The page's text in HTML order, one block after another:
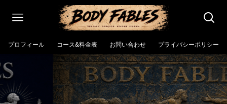
プロフィール コース&料金表 お問い合わせ プライバシーポリシー